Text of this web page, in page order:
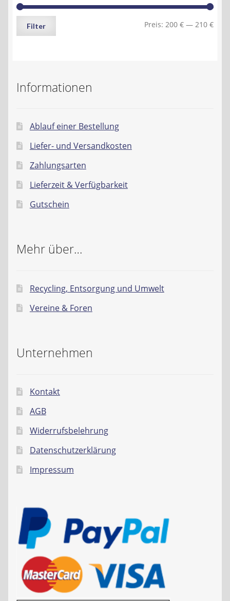
Min.
Max.
Filter Preis: 200 € — 210 €
Informationen
Ablauf einer Bestellung
Liefer- und Versandkosten
Zahlungsarten
Lieferzeit & Verfügbarkeit
Gutschein
Mehr über…
Recycling, Entsorgung und Umwelt
Vereine & Foren
Unternehmen
Kontakt
AGB
Widerrufsbelehrung
Datenschutzerklärung
Impressum